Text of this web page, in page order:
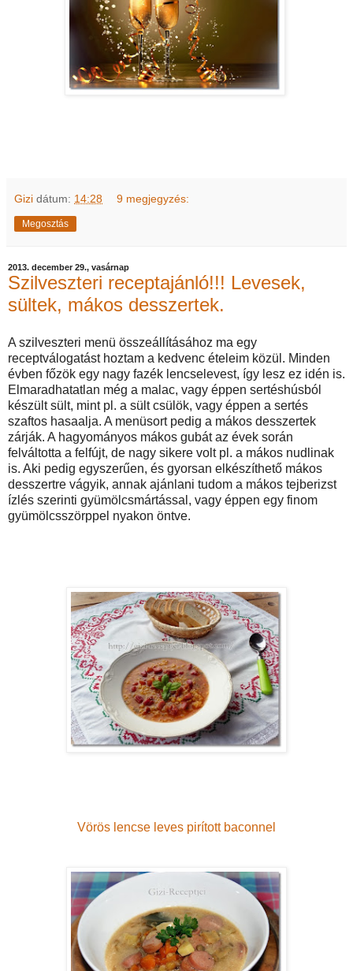
Gizi dátum: 14:28 9 megjegyzés:
Megosztás
2013. december 29., vasárnap
Szilveszteri receptajánló!!! Levesek,
sültek, mákos desszertek.
A szilveszteri menü összeállításához ma egy
receptválogatást hoztam a kedvenc ételeim közül. Minden
évben főzök egy nagy fazék lencselevest, így lesz ez idén is.
Elmaradhatatlan még a malac, vagy éppen sertéshúsból
készült sült, mint pl. a sült csülök, vagy éppen a sertés
szaftos hasaalja. A menüsort pedig a mákos desszertek
zárják. A hagyományos mákos gubát az évek során
felváltotta a felfújt, de nagy sikere volt pl. a mákos nudlinak
is. Aki pedig egyszerűen, és gyorsan elkészíthető mákos
desszertre vágyik, annak ajánlani tudom a mákos tejberizst
ízlés szerinti gyümölcsmártással, vagy éppen egy finom
gyümölcsszörppel nyakon öntve.
Vörös lencse leves pirított baconnel